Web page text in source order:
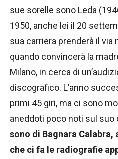
sue sorelle sono Leda
1950, anche lei il 20
sua carriera prenderà il via
quando convincerà la
Milano, in cerca di
discografico. L’anno
primi 45 giri, ma ci sono
aneddoti poco noti sul suo
sono di Bagnara Calabra,
che ci fa le radiografie